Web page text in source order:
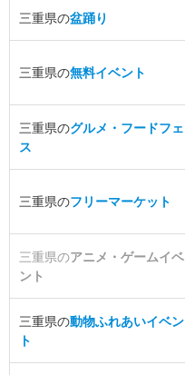
三重県の盆踊り
三重県の無料イベント
三重県のグルメ・フードフェ
ス
三重県のフリーマーケット
三重県のアニメ・ゲームイベ
ント
三重県の動物ふれあいイベン
ト